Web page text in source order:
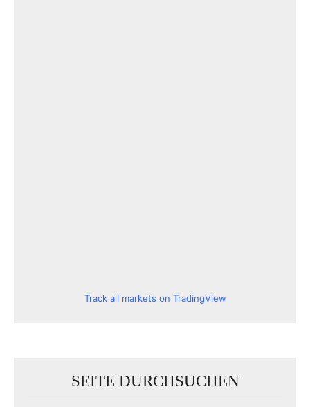
Track all markets on TradingView
SEITE DURCHSUCHEN